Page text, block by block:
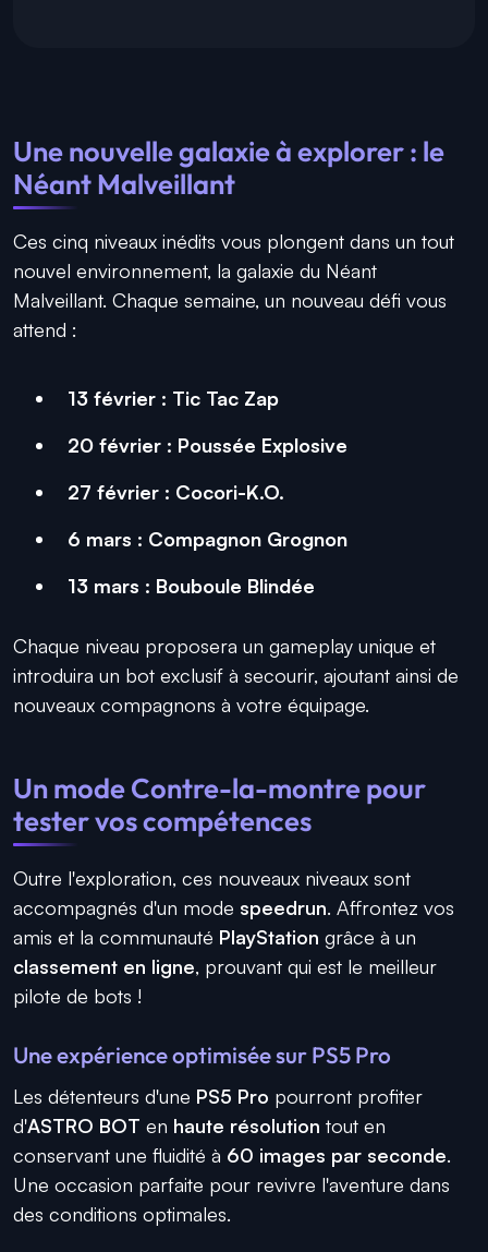
Une nouvelle galaxie à explorer : le
Néant Malveillant
Ces cinq niveaux inédits vous plongent dans un tout
nouvel environnement, la galaxie du Néant
Malveillant. Chaque semaine, un nouveau défi vous
attend :
13 février : Tic Tac Zap
20 février : Poussée Explosive
27 février : Cocori-K.O.
6 mars : Compagnon Grognon
13 mars : Bouboule Blindée
Chaque niveau proposera un gameplay unique et
introduira un bot exclusif à secourir, ajoutant ainsi de
nouveaux compagnons à votre équipage.
Un mode Contre-la-montre pour
tester vos compétences
Outre l'exploration, ces nouveaux niveaux sont
accompagnés d'un mode speedrun. Affrontez vos
amis et la communauté PlayStation grâce à un
classement en ligne, prouvant qui est le meilleur
pilote de bots !
Une expérience optimisée sur PS5 Pro
Les détenteurs d'une PS5 Pro pourront profiter
d'ASTRO BOT en haute résolution tout en
conservant une fluidité à 60 images par seconde.
Une occasion parfaite pour revivre l'aventure dans
des conditions optimales.